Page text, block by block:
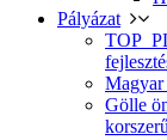
Pályázat
Magyar
Gölle